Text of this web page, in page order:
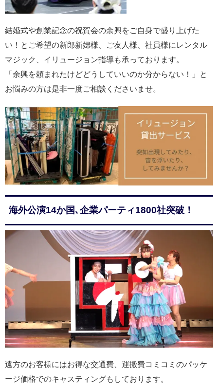
結婚式や創業記念の祝賀会の余興をご自身で盛り上げた
い！とご希望の新郎新婦様、ご友人様、社員様にレンタル
マジック、イリュージョン指導も承っております。
「余興を頼まれたけどどうしていいのか分からない！」と
お悩みの方は是非一度ご相談くださいませ。
海外公演14か国､企業パーティ1800社突破！
遠方のお客様にはお得な交通費、運搬費コミコミのパッケ
ージ価格でのキャスティングもしております。